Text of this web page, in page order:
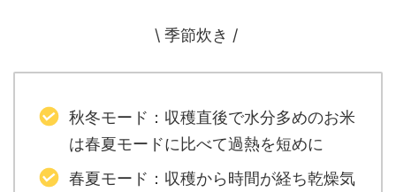
\ 季節炊き /
秋冬モード：収穫直後で水分多めのお米
は春夏モードに比べて過熱を短めに
春夏モード：収穫から時間が経ち乾燥気